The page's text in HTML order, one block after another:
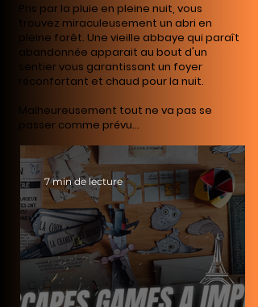
Pris par la pluie en pleine nuit, vous
trouvez miraculeusement un abri en
pleine forêt. Une vieille abbaye qui paraît
abandonnée apparait au bout d'un
sentier vous garantissant un foyer
réconfortant et chaud pour la nuit.
Malheureusement tout ne va pas se
passer comme prévu...
7 min de lecture